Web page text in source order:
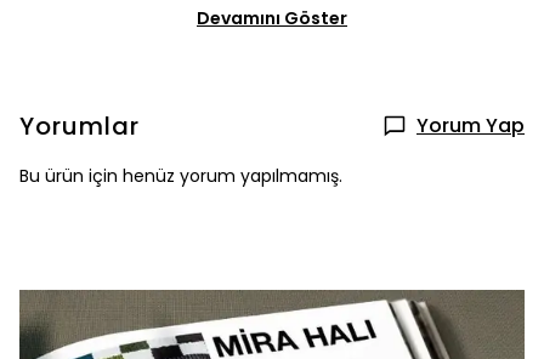
Devamını Göster
Yorumlar Yorum Yap
Bu ürün için henüz yorum yapılmamış.